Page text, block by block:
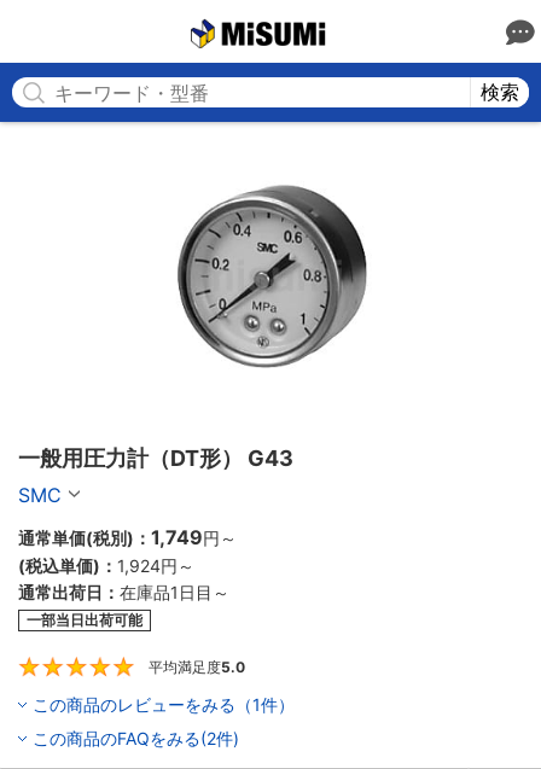
検索
一般用圧力計（DT形） G43
SMC
通常単価(税別)： 1,749円 ～
(税込単価)： 1,924円 ～
通常出荷日： 在庫品1日目～
一部当日出荷可能
平均満足度5.0
この商品のレビューをみる（1件）
この商品のFAQをみる(2件)